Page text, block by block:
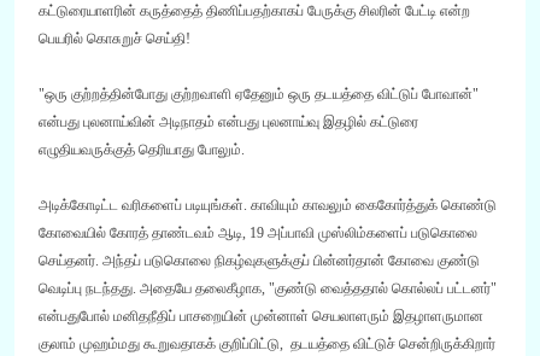
கட்டுரையாளரின் கருத்தைத் திணிப்பதற்காகப் பேருக்கு சிலரின் பேட்டி என்ற
பெயரில் கொசுறுச் செய்தி!
"ஒரு குற்றத்தின்போது குற்றவாளி ஏதேனும் ஒரு தடயத்தை விட்டுப் போவான்"
என்பது புலனாய்வின் அடிநாதம் என்பது புலனாய்வு இதழில் கட்டுரை
எழுதியவருக்குத் தெரியாது போலும்.
அடிக்கோடிட்ட வரிகளைப் படியுங்கள். காவியும் காவலும் கைகோர்த்துக் கொண்டு
கோவையில் கோரத் தாண்டவம் ஆடி, 19 அப்பாவி முஸ்லிம்களைப் படுகொலை
செய்தனர். அந்தப் படுகொலை நிகழ்வுகளுக்குப் பின்னர்தான் கோவை குண்டு
வெடிப்பு நடந்தது. அதையே தலைகீழாக, "குண்டு வைத்ததால் கொல்லப் பட்டனர்"
என்பதுபோல் மனிதநீதிப் பாசறையின் முன்னாள் செயலாளரும் இதழாளருமான
குலாம் முஹம்மது கூறுவதாகக் குறிப்பிட்டு, தடயத்தை விட்டுச் சென்றிருக்கிறார்